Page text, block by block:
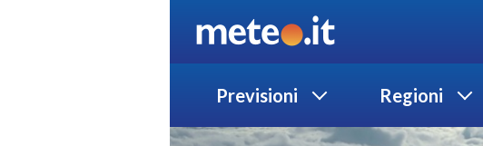
Previsioni Regioni